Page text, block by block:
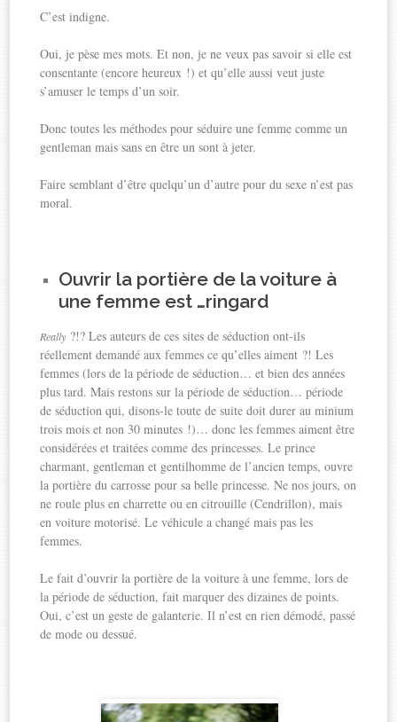
C’est indigne.
Oui, je pèse mes mots. Et non, je ne veux pas savoir si elle est
consentante (encore heureux !) et qu’elle aussi veut juste
s’amuser le temps d’un soir.
Donc toutes les méthodes pour séduire une femme comme un
gentleman mais sans en être un sont à jeter.
Faire semblant d’être quelqu’un d’autre pour du sexe n’est pas
moral.
Ouvrir la portière de la voiture à
une femme est …ringard
Really?!? Les auteurs de ces sites de séduction ont-ils
réellement demandé aux femmes ce qu’elles aiment ?! Les
femmes (lors de la période de séduction… et bien des années
plus tard. Mais restons sur la période de séduction… période
de séduction qui, disons-le toute de suite doit durer au minium
trois mois et non 30 minutes !)… donc les femmes aiment être
considérées et traitées comme des princesses. Le prince
charmant, gentleman et gentilhomme de l’ancien temps, ouvre
la portière du carrosse pour sa belle princesse. Ne nos jours, on
ne roule plus en charrette ou en citrouille (Cendrillon), mais
en voiture motorisé. Le véhicule a changé mais pas les
femmes.
Le fait d’ouvrir la portière de la voiture à une femme, lors de
la période de séduction, fait marquer des dizaines de points.
Oui, c’est un geste de galanterie. Il n’est en rien démodé, passé
de mode ou dessué.